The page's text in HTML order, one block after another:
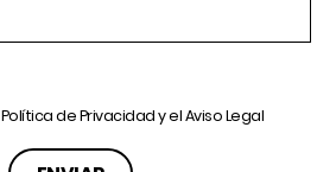
Política de Privacidady elAviso Legal